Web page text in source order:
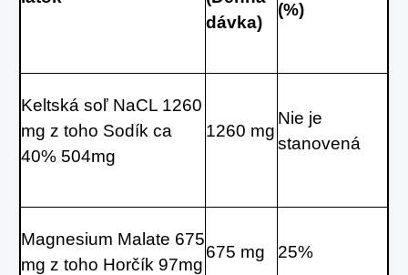
dávka)
(%)
Keltská soľ NaCL 1260
mg z toho Sodík ca
40% 504mg
1260 mg
Nie je
stanovená
Magnesium Malate 675
mg z toho Horčík 97mg
675 mg 25%